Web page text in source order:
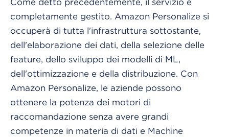
Come detto precedentemente, il servizio è
completamente gestito. Amazon Personalize si
occuperà di tutta l'infrastruttura sottostante,
dell'elaborazione dei dati, della selezione delle
feature, dello sviluppo dei modelli di ML,
dell'ottimizzazione e della distribuzione. Con
Amazon Personalize, le aziende possono
ottenere la potenza dei motori di
raccomandazione senza avere grandi
competenze in materia di dati e Machine